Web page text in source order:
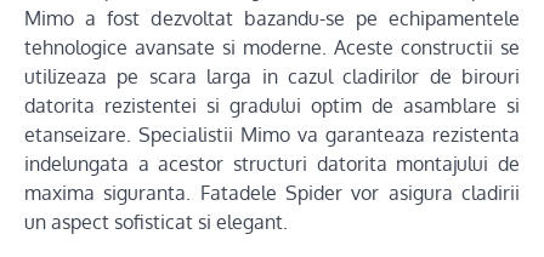
Mimo a fost dezvoltat bazandu-se pe echipamentele
tehnologice avansate si moderne. Aceste constructii se
utilizeaza pe scara larga in cazul cladirilor de birouri
datorita rezistentei si gradului optim de asamblare si
etanseizare. Specialistii Mimo va garanteaza rezistenta
indelungata a acestor structuri datorita montajului de
maxima siguranta. Fatadele Spider vor asigura cladirii
un aspect sofisticat si elegant.